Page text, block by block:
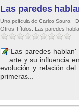
Las paredes
Una película de Carlos Saura -
Otros Títulos: Las paredes
'Las paredes
arte y su influencia
evolución y relación
primeras...